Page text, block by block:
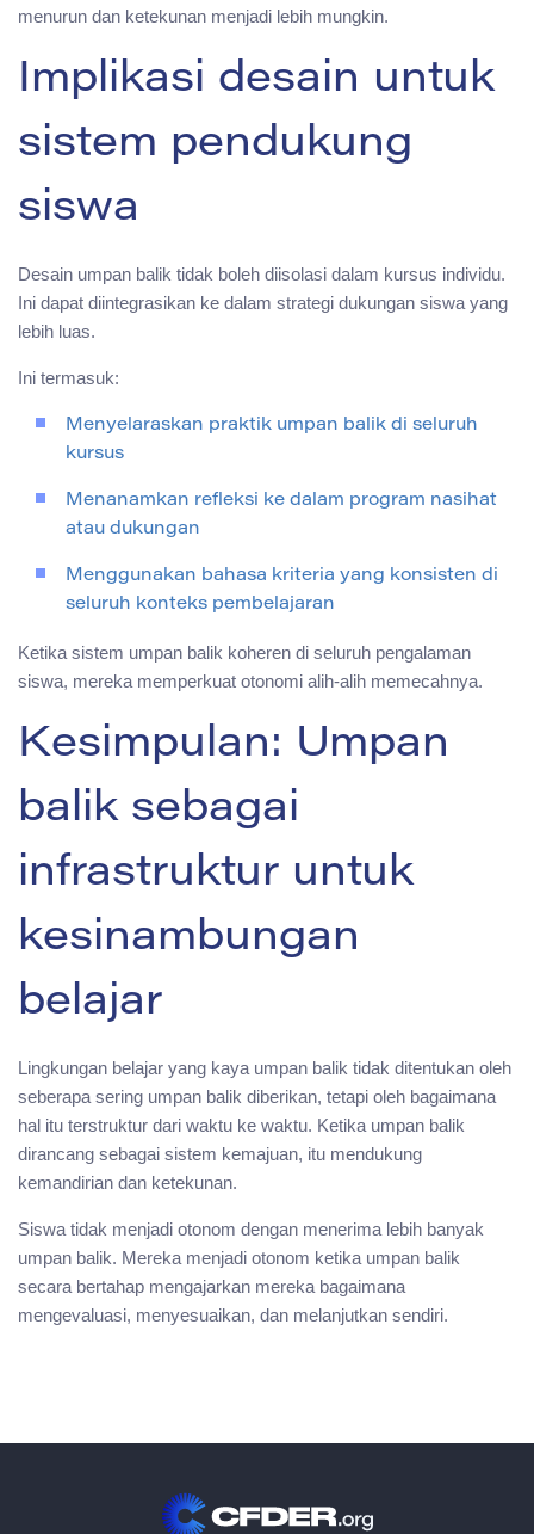
menurun dan ketekunan menjadi lebih mungkin.
Implikasi desain untuk
sistem pendukung
siswa
Desain umpan balik tidak boleh diisolasi dalam kursus individu.
Ini dapat diintegrasikan ke dalam strategi dukungan siswa yang
lebih luas.
Ini termasuk:
Menyelaraskan praktik umpan balik di seluruh
kursus
Menanamkan refleksi ke dalam program nasihat
atau dukungan
Menggunakan bahasa kriteria yang konsisten di
seluruh konteks pembelajaran
Ketika sistem umpan balik koheren di seluruh pengalaman
siswa, mereka memperkuat otonomi alih-alih memecahnya.
Kesimpulan: Umpan
balik sebagai
infrastruktur untuk
kesinambungan
belajar
Lingkungan belajar yang kaya umpan balik tidak ditentukan oleh
seberapa sering umpan balik diberikan, tetapi oleh bagaimana
hal itu terstruktur dari waktu ke waktu. Ketika umpan balik
dirancang sebagai sistem kemajuan, itu mendukung
kemandirian dan ketekunan.
Siswa tidak menjadi otonom dengan menerima lebih banyak
umpan balik. Mereka menjadi otonom ketika umpan balik
secara bertahap mengajarkan mereka bagaimana
mengevaluasi, menyesuaikan, dan melanjutkan sendiri.